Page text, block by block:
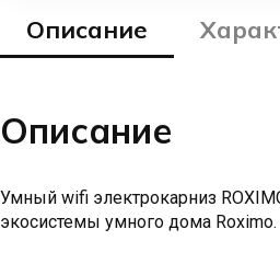
Описание
Описание
Умный wifi электрокарниз
экосистемы умного дома Roximo.